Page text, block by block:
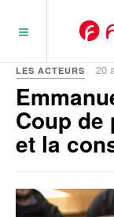
LES ACTEURS 20
Coup
et la